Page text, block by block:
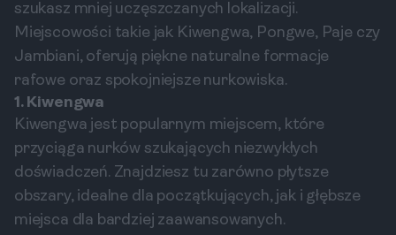
szukasz mniej uczęszczanych lokalizacji.
Miejscowości takie jak Kiwengwa, Pongwe, Paje czy
Jambiani, oferują piękne naturalne formacje
rafowe oraz spokojniejsze nurkowiska.
1. Kiwengwa
Kiwengwa jest popularnym miejscem, które
przyciąga nurków szukających niezwykłych
doświadczeń. Znajdziesz tu zarówno płytsze
obszary, idealne dla początkujących, jak i głębsze
miejsca dla bardziej zaawansowanych.